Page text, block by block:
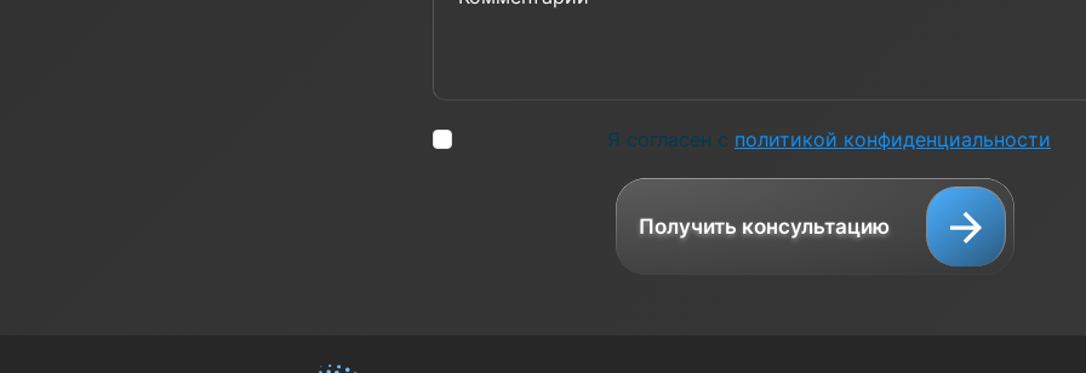
Я согласен с политикой конфиденциальности
Получить консультацию